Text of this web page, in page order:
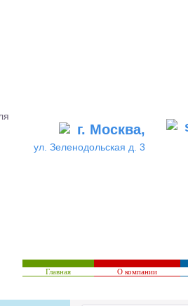
г. Москва,
ул. Зеленодольская д. 3
Главная О компании